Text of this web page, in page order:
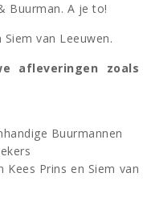
Buurman. A je to!
van Leeuwen.
afleveringen zoals
Buurmannen
Prins en Siem van